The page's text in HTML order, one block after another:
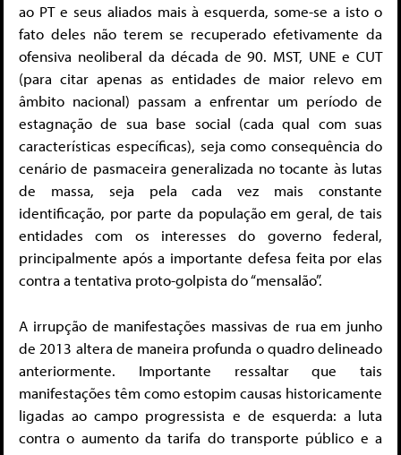
ao PT e seus aliados mais à esquerda, some-se a isto o
fato deles não terem se recuperado efetivamente da
ofensiva neoliberal da década de 90. MST, UNE e CUT
(para citar apenas as entidades de maior relevo em
âmbito nacional) passam a enfrentar um período de
estagnação de sua base social (cada qual com suas
características específicas), seja como consequência do
cenário de pasmaceira generalizada no tocante às lutas
de massa, seja pela cada vez mais constante
identificação, por parte da população em geral, de tais
entidades com os interesses do governo federal,
principalmente após a importante defesa feita por elas
contra a tentativa proto-golpista do “mensalão”.
A irrupção de manifestações massivas de rua em junho
de 2013 altera de maneira profunda o quadro delineado
anteriormente. Importante ressaltar que tais
manifestações têm como estopim causas historicamente
ligadas ao campo progressista e de esquerda: a luta
contra o aumento da tarifa do transporte público e a